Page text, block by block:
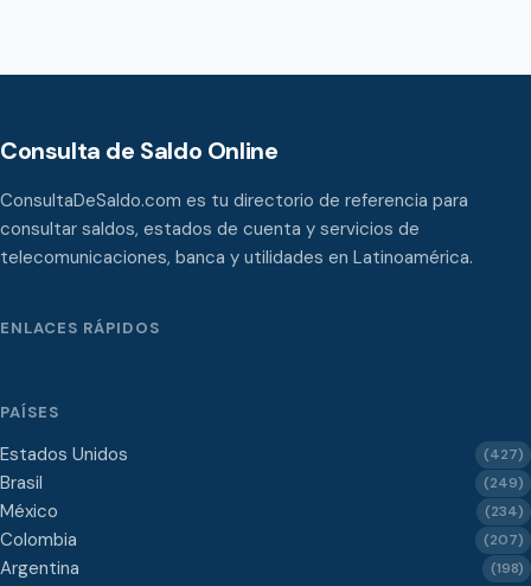
Consulta de Saldo Online
ConsultaDeSaldo.com es tu directorio de referencia para
consultar saldos, estados de cuenta y servicios de
telecomunicaciones, banca y utilidades en Latinoamérica.
ENLACES RÁPIDOS
PAÍSES
Estados Unidos (427)
Brasil (249)
México (234)
Colombia (207)
Argentina (198)